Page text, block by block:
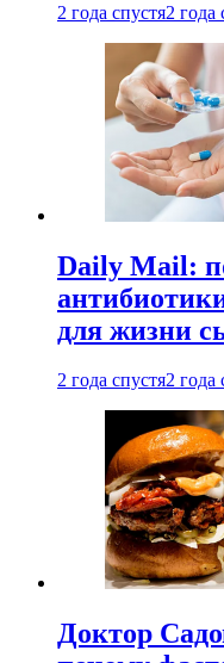
2 года спустя2 года
Daily Mail:
для жизни
2 года спустя2 года
Доктор